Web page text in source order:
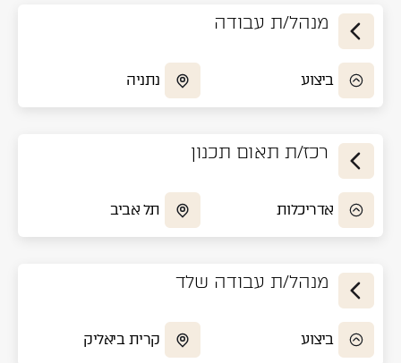
מנהל/ת עבודה
ביצוע נתניה
רכז/ת תאום תכנון
אדריכלות תל אביב
מנהל/ת עבודה שלד
ביצוע קרית ביאליק